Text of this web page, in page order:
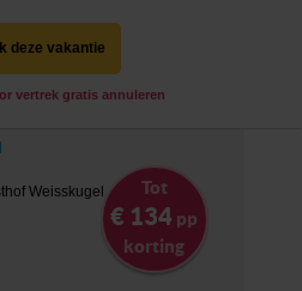
deze vakantie
vertrek gratis annuleren
Tot
€ 134 pp
korting